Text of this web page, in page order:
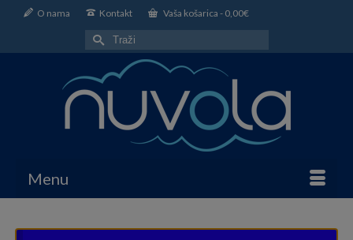
O nama Kontakt Vaša košarica - 0,00€
Search
for:
Menu